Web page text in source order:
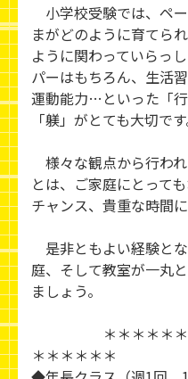
小学校受験では、ペ
まがどのように育てら
ように関わっていらっ
パーはもちろん、生活
運動能力…といった「
「躾」がとても大切です
様々な観点から行わ
とは、ご家庭にとって
チャンス、貴重な時
是非ともよい経験と
庭、そして教室が一丸
ましょう。
＊＊＊＊＊＊＊
＊＊＊＊＊＊